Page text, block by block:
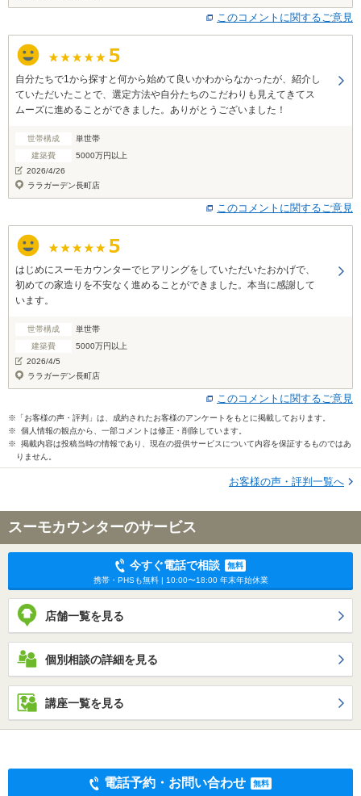
このコメントに関するご意見
自分たちで1から探すと何から始めて良いかわからなかったが、紹介し
ていただいたことで、選定方法や自分たちのこだわりも見えてきてス
ムーズに進めることができました。ありがとうございました！
世帯構成
単世帯
建築費
5000万円以上
2026/4/26
ララガーデン長町店
このコメントに関するご意見
はじめにスーモカウンターでヒアリングをしていただいたおかげで、
初めての家造りを不安なく進めることができました。本当に感謝して
います。
世帯構成
単世帯
建築費
5000万円以上
2026/4/5
ララガーデン長町店
このコメントに関するご意見
※「お客様の声・評判」は、成約されたお客様のアンケートをもとに掲載しております。
※ 個人情報の観点から、一部コメントは修正・削除しています。
※ 掲載内容は投稿当時の情報であり、現在の提供サービスについて内容を保証するものではあ
りません。
お客様の声・評判一覧へ
スーモカウンターのサービス
今すぐ電話で相談
無料
携帯・PHSも無料 | 10:00〜18:00 年末年始休業
店舗一覧を見る
個別相談の詳細を見る
講座一覧を見る
電話予約・お問い合わせ
無料